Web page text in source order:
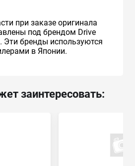
при заказе оригинала
под брендом Drive
Эти бренды используются
в Японии.
заинтересовать: